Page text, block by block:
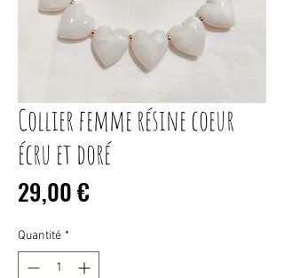
Collier femme résine coeur
écru et doré
29,00 €
Quantité *